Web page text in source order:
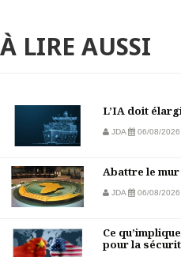
À LIRE AUSSI
L’IA doit
JDA 06/08/2026
Abattre le
JDA 06/08/2026
Ce
pour la